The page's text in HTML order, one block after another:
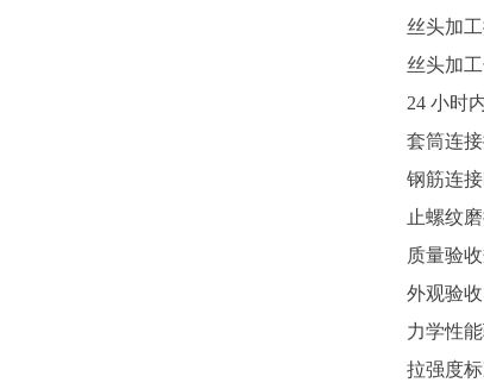
丝头加工
丝头加
24 小时
套筒连接
钢筋连
止螺纹
质量验
外观验
力学性
拉强度标